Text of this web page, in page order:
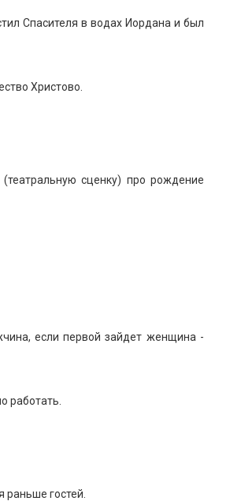
Спасителя в водах Иордана и был
Христово.
сценку) про рождение
если первой зайдет женщина -
работать.
гостей.